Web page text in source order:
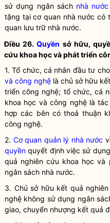
sử dụng ngân sách nhà nước
tặng tại cơ quan nhà nước có
quan lưu trữ nhà nước.
Điều 26.Quyền sở hữu,
cứu khoa họcvàphát triển
1. Tổ chức, cá nhân đầu tư
và công nghệ là chủ sở hữu
triển công nghệ; tổ chức, cá
khoa học và công nghệ là
hợp các bên có thoả thuận
công nghệ.
2. Cơ quan quản lý nhà nước
quyền quyết định việc sử
quả nghiên cứu khoa học và
ngân sách nhà nước.
3. Chủ sở hữu kết quả
nghệ không sử dụng ngân
giao, chuyển nhượng kết quả